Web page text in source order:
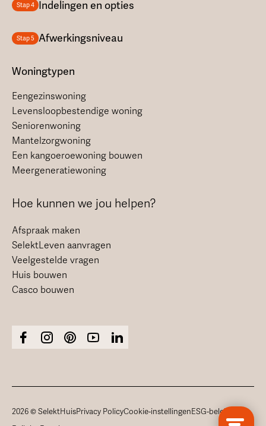
Stap 4 Indelingen en opties
Stap 5 Afwerkingsniveau
Woningtypen
Eengezinswoning
Levensloopbestendige woning
Seniorenwoning
Mantelzorgwoning
Een kangoeroewoning bouwen
Meergeneratiewoning
Hoe kunnen we jou helpen?
Afspraak maken
SelektLeven aanvragen
Veelgestelde vragen
Huis bouwen
Casco bouwen
2026 © SelektHuisPrivacy PolicyCookie-instellingenESG-beleid